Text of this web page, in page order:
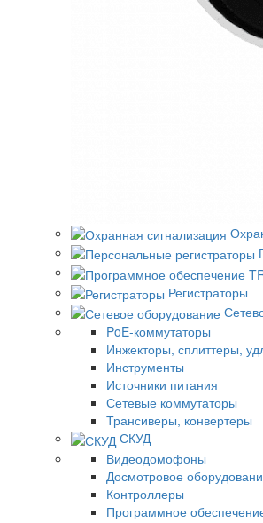
Регистраторы
PoE-коммутаторы
Инжекторы, сплиттеры,
Инструменты
Источники питания
Сетевые коммутаторы
Трансиверы, конвертеры
СКУД
Видеодомофоны
Досмотровое
Контроллеры
Программное